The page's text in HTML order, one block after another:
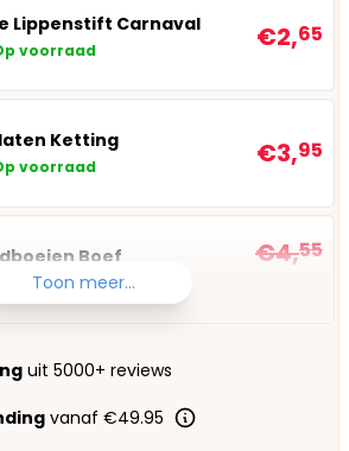
Lippenstift Carnaval
voorraad €2,65
Ketting
voorraad €3,95
Boef
Op voorraad
€4,55
Toon meer...
uit 5000+ reviews
vanaf €49.95